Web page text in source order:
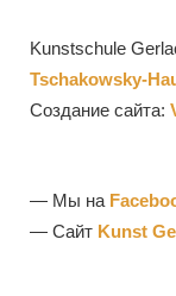
Kunstschule
Tschakowsky-
Создание сайта:
— Мы на
— Сайт Kunst